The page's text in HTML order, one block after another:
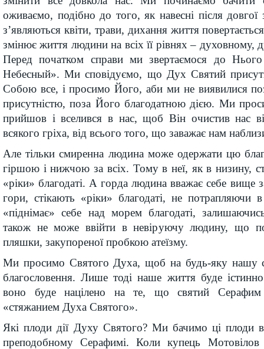
оживаємо, подібно до того, як навесні після
з’являються квіти, трави, дихання життя
змінює життя людини на всіх її рівнях – духовному,
Перед початком справи ми звертаємося до
Небесный». Ми сповідуємо, що Дух Святий
Собою все, і просимо Його, аби ми не виявилися
присутністю, поза Його благодатною дією. Ми
прийшов і вселився в нас, щоб Він очистив нас
всякого гріха, від всього того, що заважає нам
Але тільки смиренна людина може одержати цю
гіршою і нижчою за всіх. Тому в неї, як в низину,
«ріки» благодаті. А горда людина вважає себе вище
гори, стікають «ріки» благодаті, не
«піднімає» себе над морем благодаті,
також не може ввійти в невіруючу людину, що
пляшки, закупореної пробкою атеїзму.
Ми просимо Святого Духа, щоб на будь-яку нашу
благословення. Лише тоді наше життя буде
воно буде націлено на те, що святий Серафим
«стяжанием Духа Святого».
Які плоди дії Духу Святого? Ми бачимо ці плоди
преподобному Серафимі. Коли купець Мотовілов